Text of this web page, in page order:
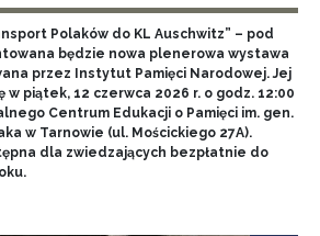
Polaków do KL Auschwitz” – pod
będzie nowa plenerowa wystawa
przez Instytut Pamięci Narodowej. Jej
w piątek, 12 czerwca 2026 r. o godz. 12:00
Centrum Edukacji o Pamięci im. gen.
w Tarnowie (ul. Mościckiego 27A).
dla zwiedzających bezpłatnie do